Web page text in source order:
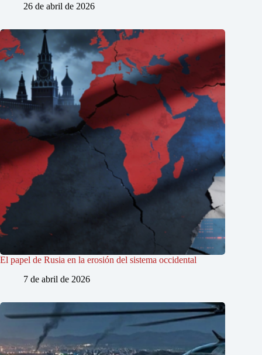
26 de abril de 2026
El papel de Rusia en la erosión del sistema occidental
7 de abril de 2026